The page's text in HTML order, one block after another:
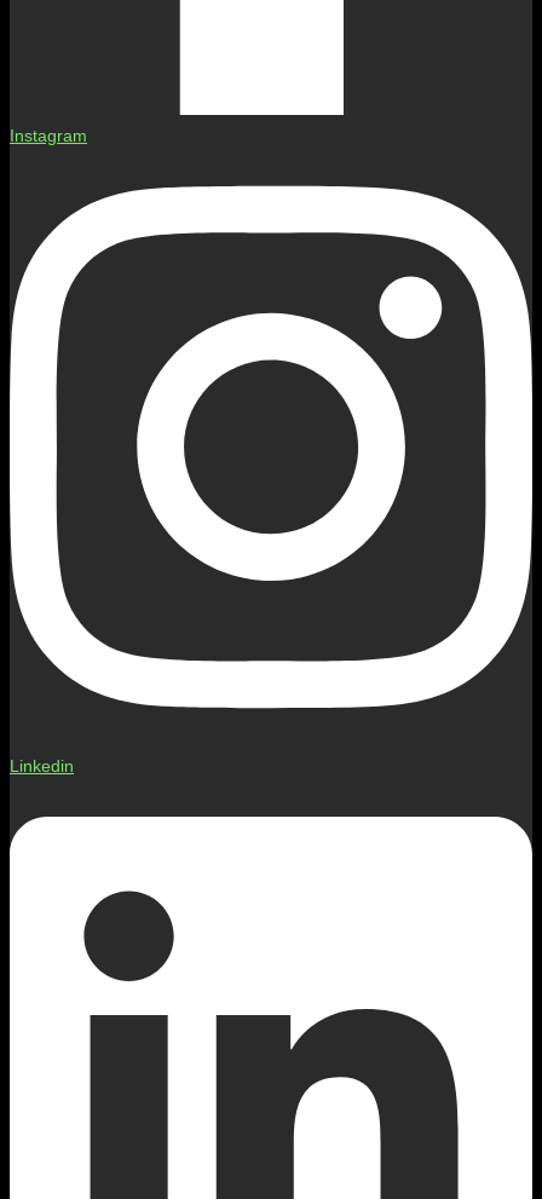
Instagram
Linkedin